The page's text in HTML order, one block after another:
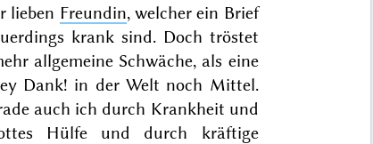
lieben Freundin, welcher ein Brief
krank sind. Doch tröstet
allgemeine Schwäche, als eine
Dank! in der Welt noch Mittel.
auch ich durch Krankheit und
Hülfe und durch kräftige